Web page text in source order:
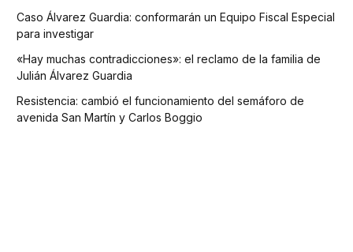
Caso Álvarez Guardia: conformarán un Equipo Fiscal Especial
para investigar
«Hay muchas contradicciones»: el reclamo de la familia de
Julián Álvarez Guardia
Resistencia: cambió el funcionamiento del semáforo de
avenida San Martín y Carlos Boggio